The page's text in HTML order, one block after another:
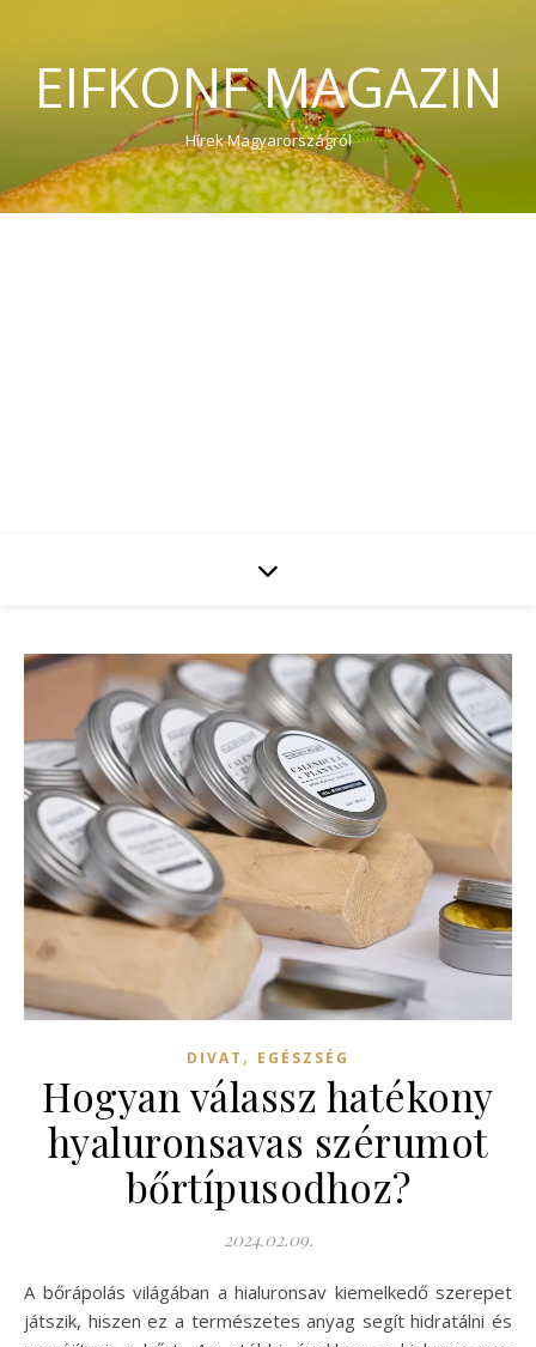
EIFKONF MAGAZIN
Hírek Magyarországról
DIVAT , EGÉSZSÉG
Hogyan válassz hatékony
hyaluronsavas szérumot
bőrtípusodhoz?
2024.02.09.
A bőrápolás világában a hialuronsav kiemelkedő szerepet
játszik, hiszen ez a természetes anyag segít hidratálni és